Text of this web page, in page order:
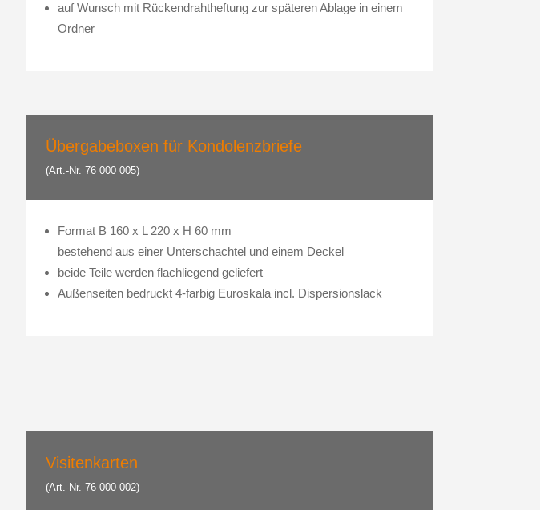
auf Wunsch mit Rückendrahtheftung zur späteren Ablage in einem
Ordner
Übergabeboxen für Kondolenzbriefe
(Art.-Nr. 76 000 005)
Format B 160 x L 220 x H 60 mm
bestehend aus einer Unterschachtel und einem Deckel
beide Teile werden flachliegend geliefert
Außenseiten bedruckt 4-farbig Euroskala incl. Dispersionslack
Visitenkarten
(Art.-Nr. 76 000 002)